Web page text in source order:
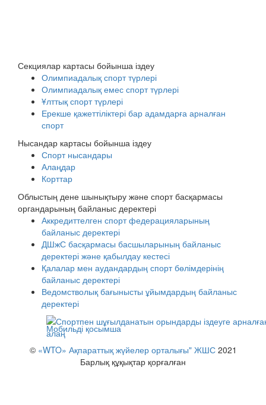
Секциялар картасы бойынша іздеу
Олимпиадалық спорт түрлері
Олимпиадалық емес спорт түрлері
Ұлттық спорт түрлері
Ерекше қажеттіліктері бар адамдарға арналған
спорт
Нысандар картасы бойынша іздеу
Спорт нысандары
Алаңдар
Корттар
Облыстың дене шынықтыру және спорт басқармасы
органдарының байланыс деректері
Аккредиттелген спорт федерацияларының
байланыс деректері
ДШжС басқармасы басшыларының байланыс
деректері және қабылдау кестесі
Қалалар мен аудандардың спорт бөлімдерінің
байланыс деректері
Ведомстволық бағынысты ұйымдардың байланыс
деректері
Мобильді қосымша
© «WTO» Ақпараттық жүйелер орталығы" ЖШС2021
Барлық құқықтар қорғалған